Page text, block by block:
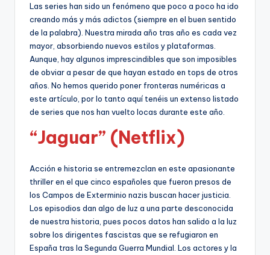
Las series han sido un fenómeno que poco a poco ha ido
creando más y más adictos (siempre en el buen sentido
de la palabra). Nuestra mirada año tras año es cada vez
mayor, absorbiendo nuevos estilos y plataformas.
Aunque, hay algunos imprescindibles que son imposibles
de obviar a pesar de que hayan estado en tops de otros
años. No hemos querido poner fronteras numéricas a
este artículo, por lo tanto aquí tenéis un extenso listado
de series que nos han vuelto locas durante este año.
“Jaguar” (Netflix)
Acción e historia se entremezclan en este apasionante
thriller en el que cinco españoles que fueron presos de
los Campos de Exterminio nazis buscan hacer justicia.
Los episodios dan algo de luz a una parte desconocida
de nuestra historia, pues pocos datos han salido a la luz
sobre los dirigentes fascistas que se refugiaron en
España tras la Segunda Guerra Mundial. Los actores y la